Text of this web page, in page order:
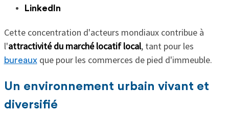
LinkedIn
Cette concentration d'acteurs mondiaux contribue à
l'attractivité du marché locatif local, tant pour les
bureauxque pour les commerces de pied d'immeuble.
Un environnement urbain vivant et
diversifié